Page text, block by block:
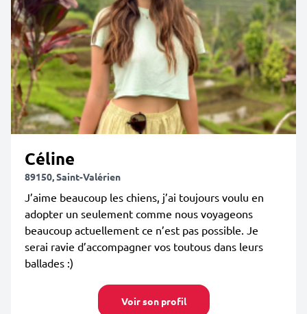
Céline
89150, Saint-Valérien
J’aime beaucoup les chiens, j’ai toujours voulu en
adopter un seulement comme nous voyageons
beaucoup actuellement ce n’est pas possible. Je
serai ravie d’accompagner vos toutous dans leurs
ballades :)
Voir son profil